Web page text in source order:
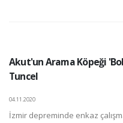
Akut'un Arama Köpeği
Tuncel
04.11.2020
İzmir depreminde enkaz